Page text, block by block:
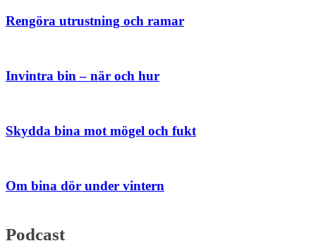
Rengöra utrustning och ramar
Invintra bin – när och hur
Skydda bina mot mögel och fukt
Om bina dör under vintern
Podcast